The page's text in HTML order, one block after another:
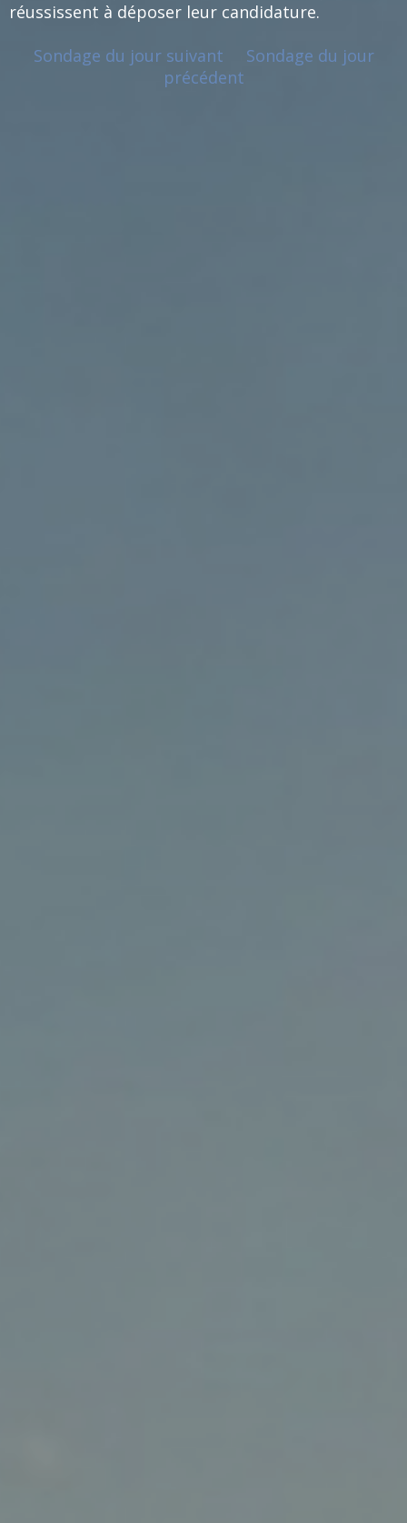
réussissent à déposer leur candidature.
Sondage du jour suivant
Sondage du jour
précédent